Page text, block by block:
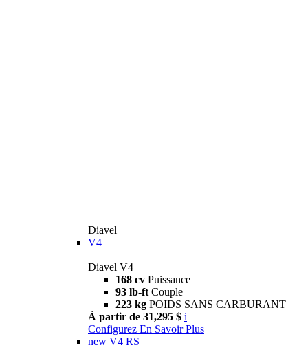
Diavel
V4
Diavel V4
168 cv Puissance
93 lb-ft Couple
223 kg POIDS SANS CARBURANT
À partir de 31,295 $ i
Configurez En Savoir Plus
new V4 RS